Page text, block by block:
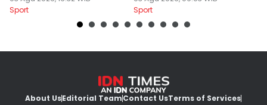
Sport
Sport
About UsEditorial TeamContact UsTerms of Services